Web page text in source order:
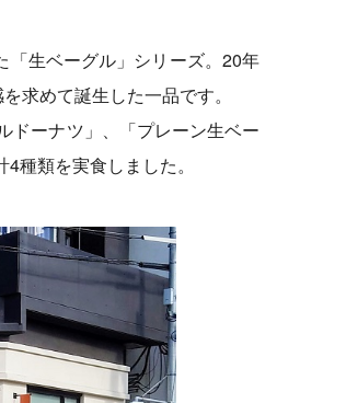
「生ベーグル」シリーズ。20年
求めて誕生した一品です。
ドーナツ」、「プレーン生ベー
種類を実食しました。